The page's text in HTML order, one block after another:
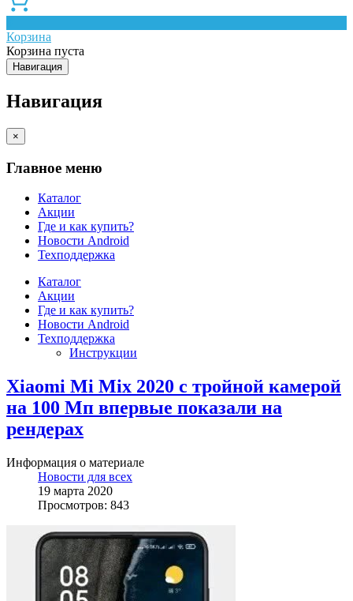
Корзина
Корзина пуста
Навигация
Навигация
×
Главное меню
Каталог
Акции
Где и как купить?
Новости Android
Техподдержка
Каталог
Акции
Где и как купить?
Новости Android
Техподдержка
Инструкции
Xiaomi Mi Mix 2020 с тройной камерой
на 100 Мп впервые показали на
рендерах
Информация о материале
Новости для всех
19 марта 2020
Просмотров: 843